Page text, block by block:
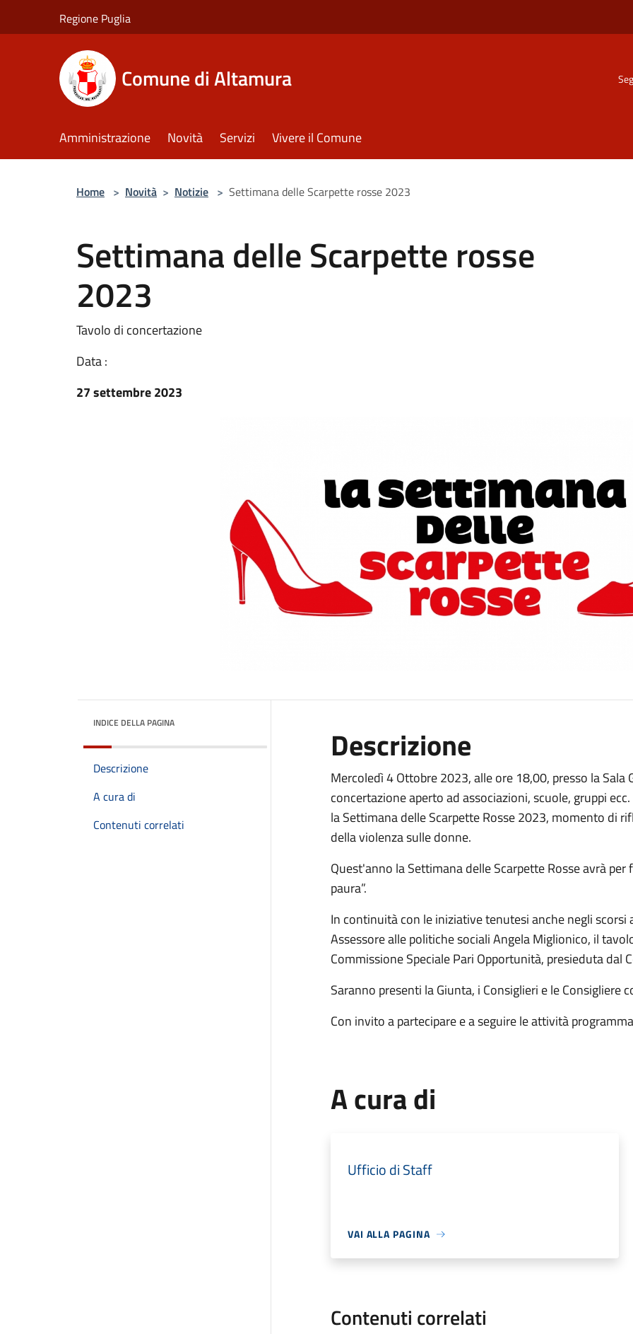
Regione Puglia
Comune di Altamura
Amministrazione Novità Servizi Vivere il Comune
Home > Novità > Notizie > Settimana delle Scarpette rosse 2023
Settimana delle Scarpette rosse
2023
Tavolo di concertazione
Data :
27 settembre 2023
INDICE DELLA PAGINA
Descrizione
A cura di
Contenuti correlati
Descrizione
Mercoledì 4 Ottobre 2023, alle ore 18,00, presso la
concertazione aperto ad associazioni, scuole, gruppi
la Settimana delle Scarpette Rosse 2023, momento di
della violenza sulle donne.
Quest'anno la Settimana delle Scarpette Rosse avrà
paura”.
In continuità con le iniziative tenutesi anche negli scorsi
Assessore alle politiche sociali Angela Miglionico, il
Commissione Speciale Pari Opportunità, presieduta dal
Saranno presenti la Giunta, i Consiglieri e le Consigliere
Con invito a partecipare e a seguire le attività
A cura di
Ufficio di Staff
VAI ALLA PAGINA
Contenuti correlati